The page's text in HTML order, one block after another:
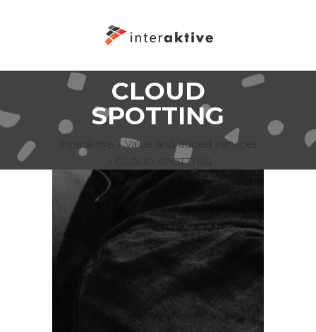
CLOUD
SPOTTING
Interaktive /Value and added services
CLOUD SPOTTING